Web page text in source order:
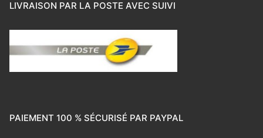
LIVRAISON PAR LA POSTE AVEC SUIVI
PAIEMENT 100 % SÉCURISÉ PAR PAYPAL